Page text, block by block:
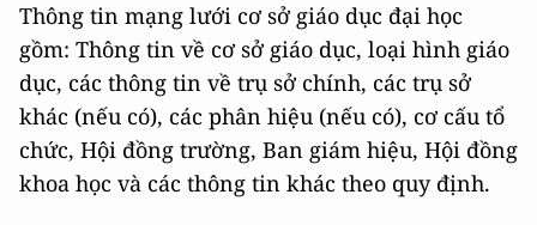
Thông tin mạng lưới cơ sở giáo dục đại học
gồm: Thông tin về cơ sở giáo dục, loại hình giáo
dục, các thông tin về trụ sở chính, các trụ sở
khác (nếu có), các phân hiệu (nếu có), cơ cấu tổ
chức, Hội đồng trường, Ban giám hiệu, Hội đồng
khoa học và các thông tin khác theo quy định.